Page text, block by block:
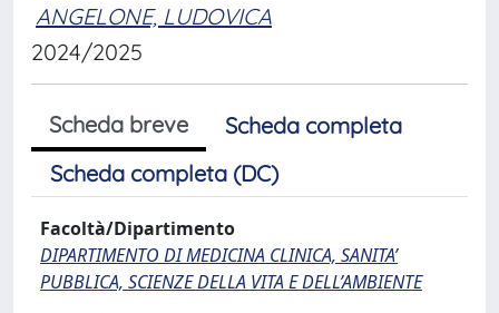
ANGELONE, LUDOVICA
2024/2025
Scheda breve
Scheda completa
Scheda completa (DC)
Facoltà/Dipartimento
DIPARTIMENTO DI MEDICINA CLINICA, SANITA’
PUBBLICA, SCIENZE DELLA VITA E DELL’AMBIENTE